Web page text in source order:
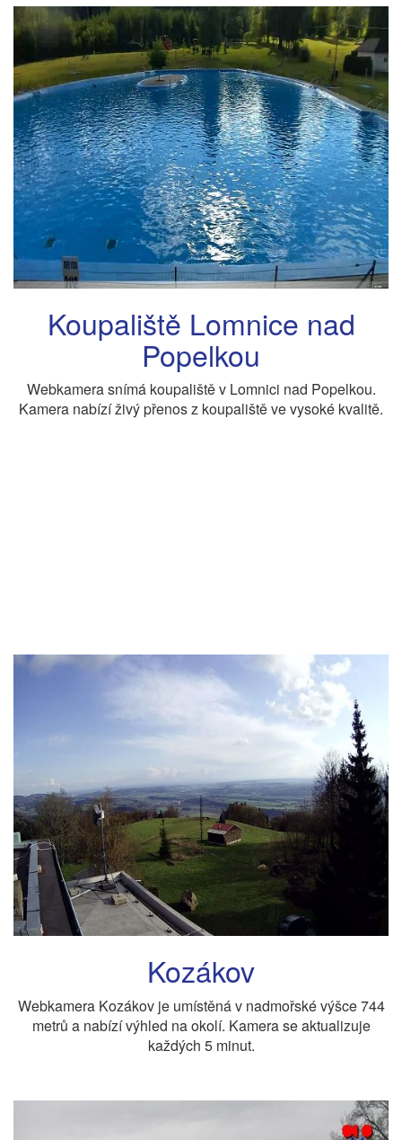
Koupaliště Lomnice nad
Popelkou
Webkamera snímá koupaliště v Lomnici nad Popelkou.
Kamera nabízí živý přenos z koupaliště ve vysoké kvalitě.
Kozákov
Webkamera Kozákov je umístěná v nadmořské výšce 744
metrů a nabízí výhled na okolí. Kamera se aktualizuje
každých 5 minut.